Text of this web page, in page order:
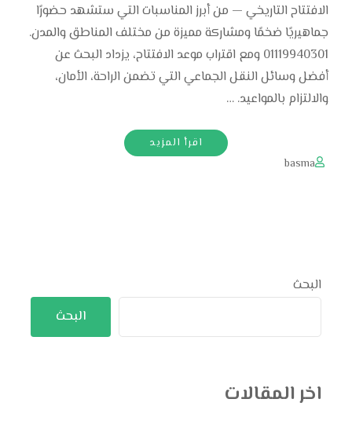
الافتتاح التاريخي — من أبرز المناسبات التي ستشهد حضورًا
جماهيريًا ضخمًا ومشاركة مميزة من مختلف المناطق والمدن.
01119940301 ومع اقتراب موعد الافتتاح، يزداد البحث عن
أفضل وسائل النقل الجماعي التي تضمن الراحة، الأمان،
والالتزام بالمواعيد. …
اقرأ المزيد
basma
البحث
البحث
اخر المقالات